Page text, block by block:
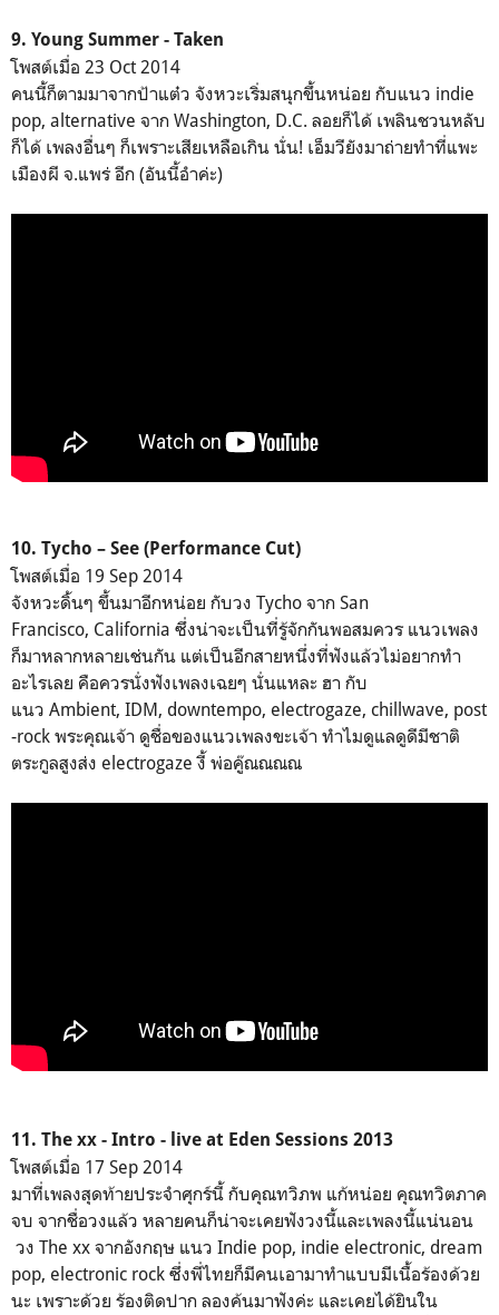
9. Young Summer - Taken
โพสต์เมื่อ 23 Oct 2014
คนนี้ก็ตามมาจากป้าแต๋ว จังหวะเริ่มสนุกขึ้นหน่อย กับแนว indie
pop, alternative จาก Washington, D.C. ลอยก็ได้ เพลินชวนหลับ
ก็ได้ เพลงอื่นๆ ก็เพราะเสียเหลือเกิน นั่น! เอ็มวียังมาถ่ายทำที่แพะ
เมืองผี จ.แพร่ อีก (อันนี้อำค่ะ)
10. Tycho – See (Performance Cut)
โพสต์เมื่อ 19 Sep 2014
จังหวะดิ้นๆ ขึ้นมาอีกหน่อย กับวง Tycho จาก San
Francisco, California ซึ่งน่าจะเป็นที่รู้จักกันพอสมควร แนวเพลง
ก็มาหลากหลายเช่นกัน แต่เป็นอีกสายหนึ่งที่ฟังแล้วไม่อยากทำ
อะไรเลย คือควรนั่งฟังเพลงเฉยๆ นั่นแหละ ฮา กับ
แนว Ambient, IDM, downtempo, electrogaze, chillwave, post
-rock พระคุณเจ้า ดูชื่อของแนวเพลงขะเจ้า ทำไมดูแลดูดีมีชาติ
ตระกูลสูงส่ง electrogaze งี้ พ่อคู๊ณณณณ
11. The xx - Intro - live at Eden Sessions 2013
โพสต์เมื่อ 17 Sep 2014
มาที่เพลงสุดท้ายประจำศุกร์นี้ กับคุณทวิภพ แก้หน่อย คุณทวิตภาค
จบ จากชื่อวงแล้ว หลายคนก็น่าจะเคยฟังวงนี้และเพลงนี้แน่นอน
วง The xx จากอังกฤษ แนว Indie pop, indie electronic, dream
pop, electronic rock ซึ่งพี่ไทยก็มีคนเอามาทำแบบมีเนื้อร้องด้วย
นะ เพราะด้วย ร้องติดปาก ลองค้นมาฟังค่ะ และเคยได้ยินใน